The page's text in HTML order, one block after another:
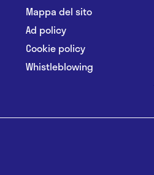
Mappa del sito
Ad policy
Cookie policy
Whistleblowing